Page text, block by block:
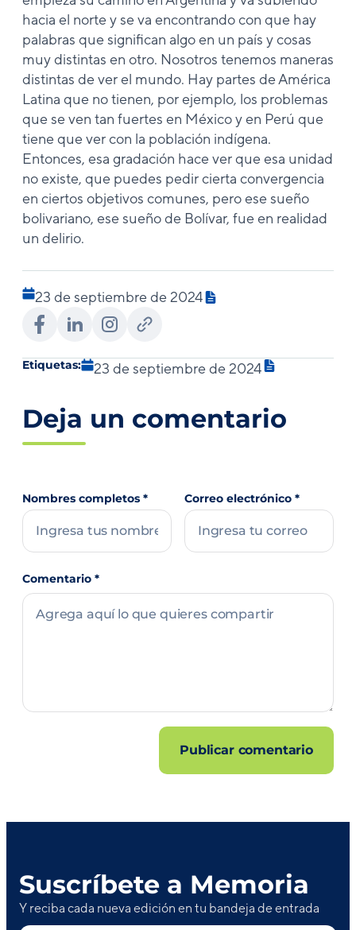
hacia el norte y se va encontrando con que hay
palabras que significan algo en un país y cosas
muy distintas en otro. Nosotros tenemos maneras
distintas de ver el mundo. Hay partes de América
Latina que no tienen, por ejemplo, los problemas
que se ven tan fuertes en México y en Perú que
tiene que ver con la población indígena.
Entonces, esa gradación hace ver que esa unidad
no existe, que puedes pedir cierta convergencia
en ciertos objetivos comunes, pero ese sueño
bolivariano, ese sueño de Bolívar, fue en realidad
un delirio.
23 de septiembre de 2024
Etiquetas: 23 de septiembre de 2024
Deja un comentario
Nombres completos * Correo electrónico *
Comentario *
Suscríbete a Memoria
Y reciba cada nueva edición en tu bandeja de entrada